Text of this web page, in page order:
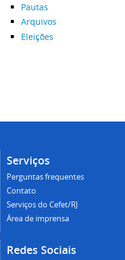
Pautas
Arquivos
Eleições
Serviços
Perguntas frequentes
Contato
Serviços do Cefet/RJ
Área de imprensa
Redes Sociais